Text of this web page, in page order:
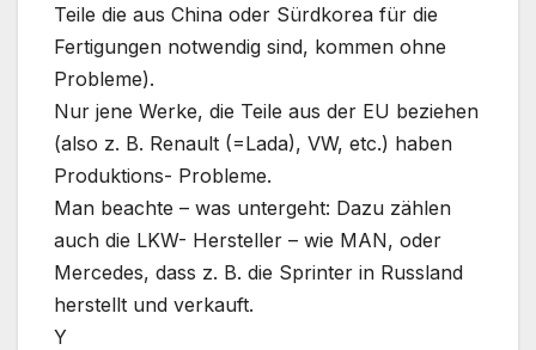
Teile die aus China oder Sürdkorea für die
Fertigungen notwendig sind, kommen ohne
Probleme).
Nur jene Werke, die Teile aus der EU beziehen
(also z. B. Renault (=Lada), VW, etc.) haben
Produktions- Probleme.
Man beachte – was untergeht: Dazu zählen
auch die LKW- Hersteller – wie MAN, oder
Mercedes, dass z. B. die Sprinter in Russland
herstellt und verkauft.
Y